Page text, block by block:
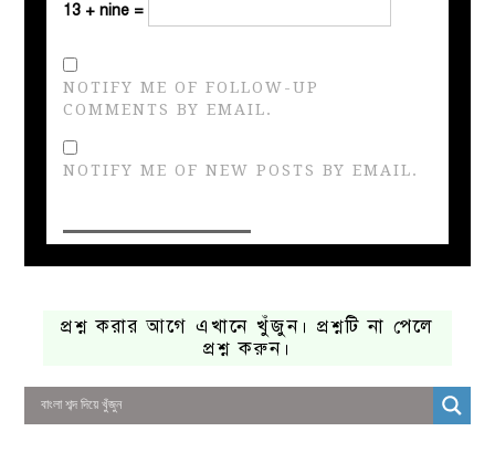
13 + nine =
NOTIFY ME OF FOLLOW-UP
COMMENTS BY EMAIL.
NOTIFY ME OF NEW POSTS BY EMAIL.
প্রশ্ন করার আগে এখানে খুঁজুন। প্রশ্নটি না পেলে
প্রশ্ন করুন।